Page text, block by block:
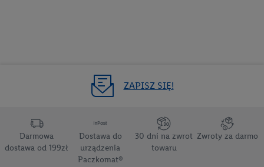
ZAPISZ SIĘ!
Darmowa
dostawa od 199zł
Dostawa do
urządzenia
Paczkomat®
30 dni na zwrot
towaru
Zwroty za darmo